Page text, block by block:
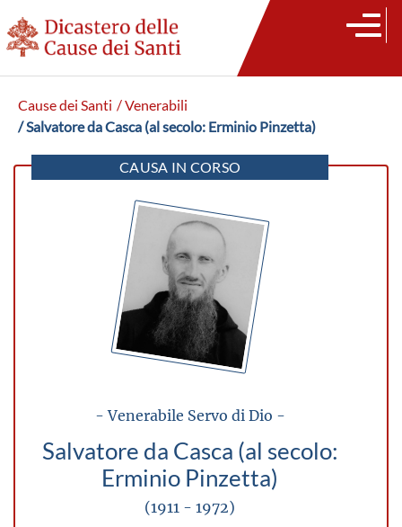
Cause dei Santi / Venerabili
/ Salvatore da Casca (al secolo: Erminio Pinzetta)
CAUSA IN CORSO
- Venerabile Servo di Dio -
Salvatore da Casca (al secolo:
Erminio Pinzetta)
(1911 - 1972)